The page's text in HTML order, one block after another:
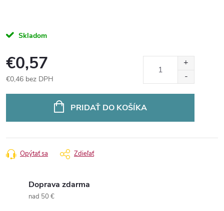
Skladom
€0,57
€0,46 bez DPH
PRIDAŤ DO KOŠÍKA
Opýtať sa Zdieľať
Doprava zdarma
nad 50 €